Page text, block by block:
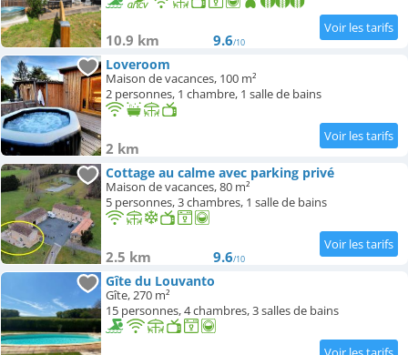
10.9 km 9.6/10
Loveroom
Maison de vacances, 100 m²
2 personnes, 1 chambre, 1 salle de bains
2 km
Cottage au calme avec parking privé
Maison de vacances, 80 m²
5 personnes, 3 chambres, 1 salle de bains
2.5 km 9.6/10
Gîte du Louvanto
Gîte, 270 m²
15 personnes, 4 chambres, 3 salles de bains